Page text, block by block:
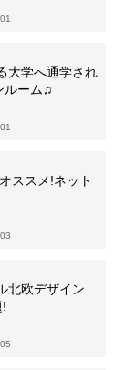
大学へ通学され
ルーム♫
ススメ!ネット
北欧デザイン